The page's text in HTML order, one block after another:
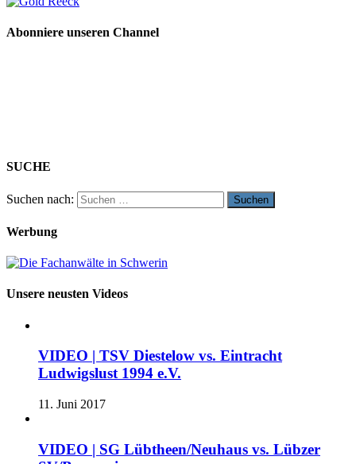
Abonniere unseren Channel
SUCHE
Suchen nach:
Werbung
Unsere neusten Videos
VIDEO | TSV Diestelow vs. Eintracht
Ludwigslust 1994 e.V.
11. Juni 2017
VIDEO | SG Lübtheen/Neuhaus vs. Lübzer